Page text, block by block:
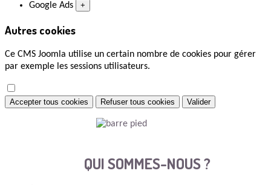
Google Ads +
Autres cookies
Ce CMS Joomla utilise un certain nombre de cookies pour gérer
par exemple les sessions utilisateurs.
Accepter tous cookies Refuser tous cookies Valider
QUI SOMMES-NOUS ?